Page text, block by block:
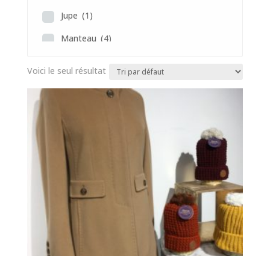
Jupe (1)
Manteau (4)
Robe
Sac
Veste
Voici le seul résultat